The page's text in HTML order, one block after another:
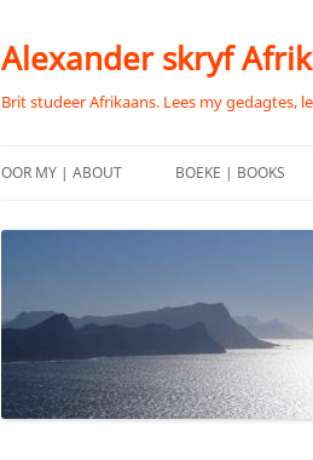
content
Alexander skryf
Brit studeer Afrikaans. Lees my gedagtes,
OOR MY | ABOUT BOEKE | BOOKS